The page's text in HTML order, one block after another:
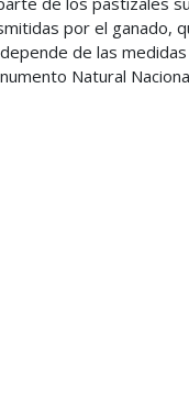
por el ganado,
de las
Natural